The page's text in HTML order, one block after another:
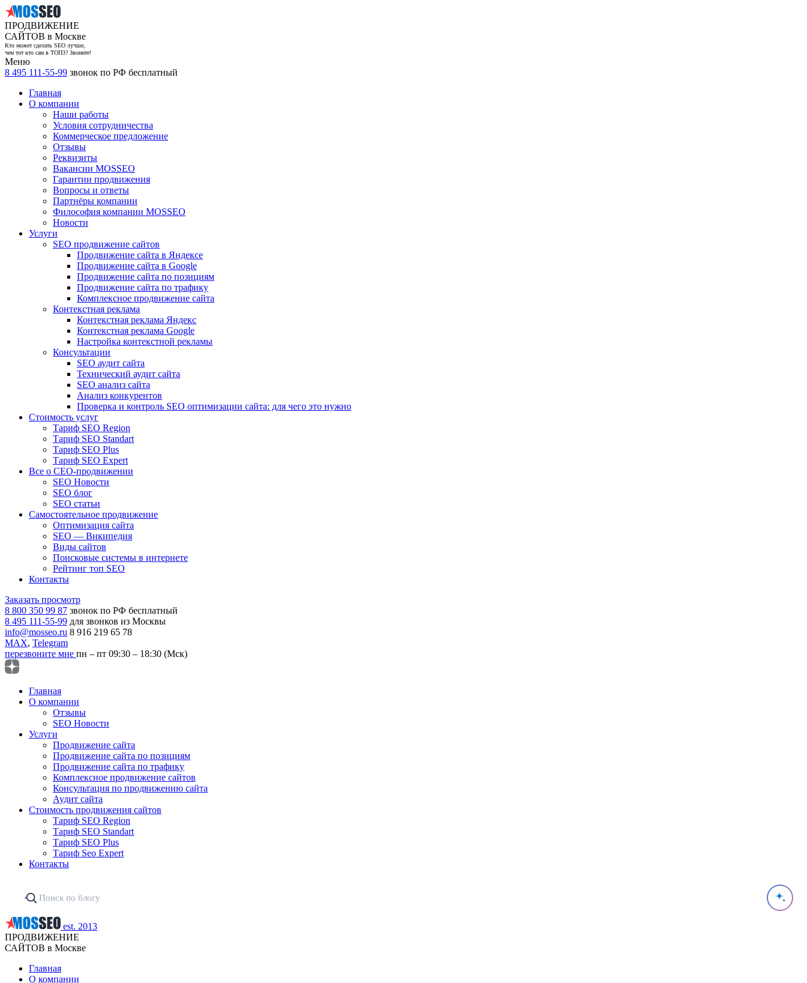
ПРОДВИЖЕНИЕ
САЙТОВ в Москве
Кто может сделать SEO лучше,
чем тот кто сам в ТОП3? Звоните!
Меню
8 495 111-55-99 звонок по РФ бесплатный
Главная
О компании
Наши работы
Условия сотрудничества
Коммерческое предложение
Отзывы
Реквизиты
Вакансии MOSSEO
Гарантии продвижения
Вопросы и ответы
Партнёры компании
Философия компании MOSSEO
Новости
Услуги
SEO продвижение сайтов
Продвижение сайта в Яндексе
Продвижение сайта в Google
Продвижение сайта по позициям
Продвижение сайта по трафику
Комплексное продвижение сайта
Контекстная реклама
Контекстная реклама Яндекс
Контекстная реклама Google
Настройка контекстной рекламы
Консультации
SEO аудит сайта
Технический аудит сайта
SEO анализ сайта
Анализ конкурентов
Проверка и контроль SEO оптимизации сайта: для чего это нужно
Стоимость услуг
Тариф SEO Region
Тариф SEO Standart
Тариф SEO Plus
Тариф SEO Expert
Все о СЕО-продвижении
SEO Новости
SEO блог
SEO статьи
Самостоятельное продвижение
Оптимизация сайта
SEO — Википедия
Виды сайтов
Поисковые системы в интернете
Рейтинг топ SEO
Контакты
Заказать просмотр
8 800 350 99 87 звонок по РФ бесплатный
8 495 111-55-99 для звонков из Москвы
info@mosseo.ru 8 916 219 65 78
MAX, Telegram
перезвоните мне пн – пт 09:30 – 18:30 (Мск)
Главная
О компании
Отзывы
SEO Новости
Услуги
Продвижение сайта
Продвижение сайта по позициям
Продвижение сайта по трафику
Комплексное продвижение сайтов
Консультация по продвижению сайта
Аудит сайта
Стоимость продвижения сайтов
Тариф SEO Region
Тариф SEO Standart
Тариф SEO Plus
Тариф Seo Expert
Контакты
est. 2013
ПРОДВИЖЕНИЕ
САЙТОВ в Москве
Главная
О компании